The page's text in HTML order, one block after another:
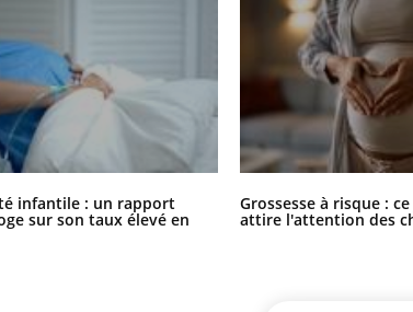
infantile : un rapport
sur son taux élevé en
Grossesse à risque :
attire l'attention des